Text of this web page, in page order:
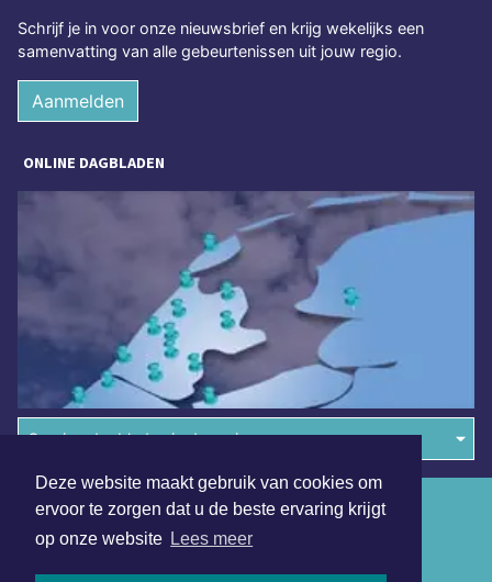
Deze website maakt gebruik van cookies om
ervoor te zorgen dat u de beste ervaring krijgt
op onze website Lees meer
Schrijf je in voor onze nieuwsbrief en krijg wekelijks een
samenvatting van alle gebeurtenissen uit jouw regio.
Aanmelden
ONLINE DAGBLADEN
Overige dagbladen in de regio
Algemene voorwaarden
Disclaimer